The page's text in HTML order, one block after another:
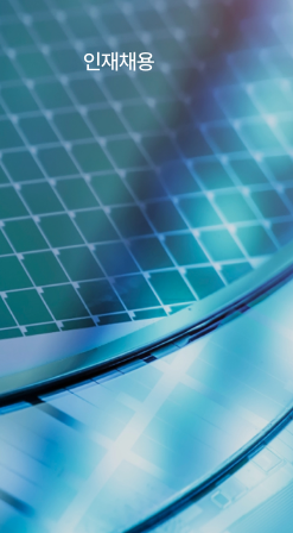
인재채용
채용안내
KNJ 성장 로드맵
채용공고